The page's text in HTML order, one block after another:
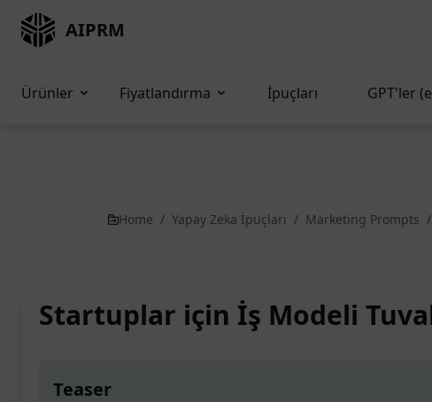
AIPRM
Ürünler Fiyatlandırma İpuçları GPT'ler
Home / Yapay Zeka İpuçları / Marketing Prompts /
Startuplar için İş Modeli
Teaser